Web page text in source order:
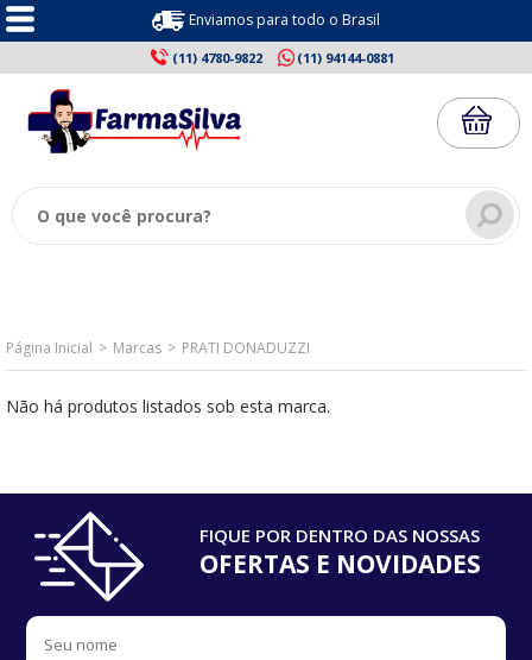
Enviamos para todo o Brasil
(11) 4780-9822 (11) 94144-0881
Página Inicial Marcas PRATI DONADUZZI
Não há produtos listados sob esta marca.
FIQUE POR DENTRO DAS NOSSAS
OFERTAS E NOVIDADES